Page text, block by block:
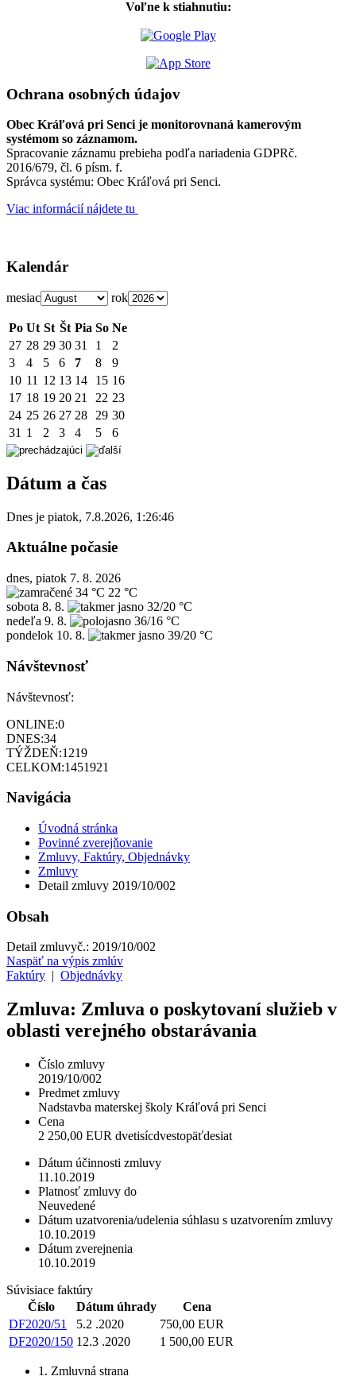
Voľne k stiahnutiu:
Ochrana osobných údajov
Obec Kráľová pri Senci je monitorovnaná kamerovým
systémom so záznamom.
Spracovanie záznamu prebieha podľa nariadenia GDPRč.
2016/679, čl. 6 písm. f.
Správca systému: Obec Kráľová pri Senci.
Viac informácií nájdete tu
Kalendár
mesiac rok
Po Ut St Št Pia So Ne
27 28 29 30 31 1
2
3
4 5 6 7 8
9
10 11 12 13 14 15 16
17 18 19 20 21 22 23
24 25 26 27 28 29 30
31 1 2 3 4 5 6
Dátum a čas
Dnes je piatok, 7.8.2026, 1:26:46
Aktuálne počasie
dnes, piatok 7. 8. 2026
34 °C 22 °C
sobota 8. 8.
32/20 °C
nedeľa 9. 8.
36/16 °C
pondelok 10. 8. 39/20 °C
Návštevnosť
Návštevnosť:
ONLINE:0
DNES:34
TÝŽDEŇ:1219
CELKOM:1451921
Navigácia
Úvodná stránka
Povinné zverejňovanie
Zmluvy, Faktúry, Objednávky
Zmluvy
Detail zmluvy 2019/10/002
Obsah
Detail zmluvyč.: 2019/10/002
Naspäť na výpis zmlúv
Faktúry
Objednávky
Zmluva: Zmluva o poskytovaní služieb v
oblasti verejného obstarávania
Číslo zmluvy
2019/10/002
Predmet zmluvy
Nadstavba materskej školy Kráľová pri Senci
Cena
2 250,00 EUR dvetisícdvestopäťdesiat
Dátum účinnosti zmluvy
11.10.2019
Platnosť zmluvy do
Neuvedené
Dátum uzatvorenia/udelenia súhlasu s uzatvorením zmluvy
10.10.2019
Dátum zverejnenia
10.10.2019
Súvisiace faktúry
Číslo
Dátum úhrady
Cena
DF2020/51
5.2 .2020
750,00 EUR
DF2020/150 12.3 .2020 1 500,00 EUR
1. Zmluvná strana